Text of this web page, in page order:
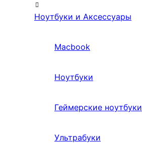
Ноутбуки и Аксессуары
Macbook
Ноутбуки
Геймерские ноутбуки
Ультрабуки